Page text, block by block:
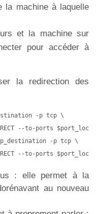
la machine à laquelle
et la machine sur
pour accéder à
la redirection des
-p tcp \
--to-ports $port_local
-p tcp \
--to-ports $port_local
: elle permet à la
au nouveau